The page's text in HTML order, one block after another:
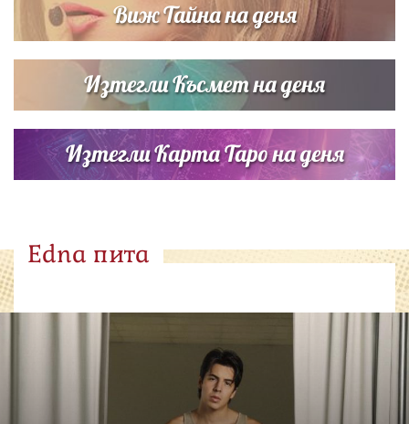
Виж Тайна на деня
Изтегли Късмет на деня
Изтегли Карта Таро на деня
Edna пита